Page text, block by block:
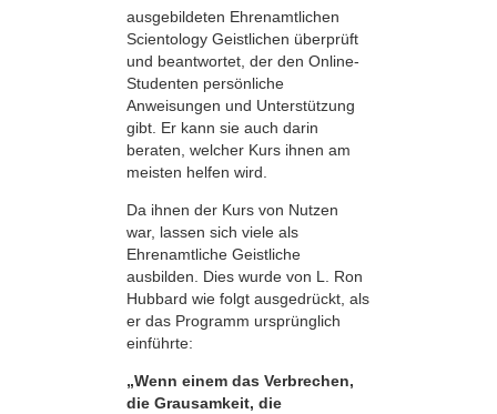
ausgebildeten Ehrenamtlichen
Scientology Geistlichen überprüft
und beantwortet, der den Online-
Studenten persönliche
Anweisungen und Unterstützung
gibt. Er kann sie auch darin
beraten, welcher Kurs ihnen am
meisten helfen wird.
Da ihnen der Kurs von Nutzen
war, lassen sich viele als
Ehrenamtliche Geistliche
ausbilden. Dies wurde von L. Ron
Hubbard wie folgt ausgedrückt, als
er das Programm ursprünglich
einführte:
„Wenn einem das Verbrechen,
die Grausamkeit, die